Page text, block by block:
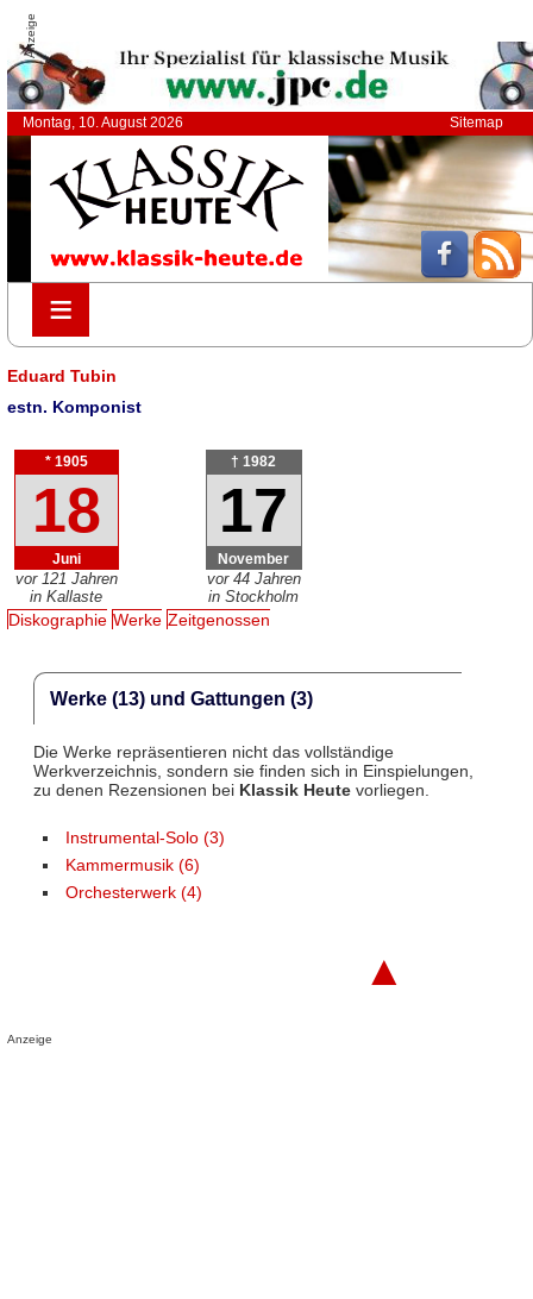
Anzeige
Montag, 10. August 2026 Sitemap
≡
≡
Eduard Tubin
estn. Komponist
* 1905
18
Juni
vor 121 Jahren
in Kallaste
† 1982
17
November
vor 44 Jahren
in Stockholm
Diskographie Werke Zeitgenossen
Werke (13) und Gattungen (3)
Die Werke repräsentieren nicht das vollständige
Werkverzeichnis, sondern sie finden sich in Einspielungen,
zu denen Rezensionen bei Klassik Heutevorliegen.
Instrumental-Solo (3)
Kammermusik (6)
Orchesterwerk (4)
▲
Anzeige